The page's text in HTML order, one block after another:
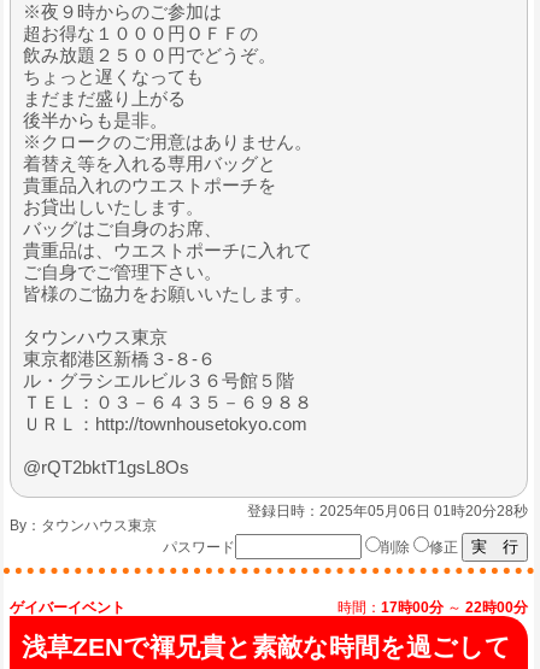
※夜９時からのご参加は
超お得な１０００円ＯＦＦの
飲み放題２５００円でどうぞ。
ちょっと遅くなっても
まだまだ盛り上がる
後半からも是非。
※クロークのご用意はありません。
着替え等を入れる専用バッグと
貴重品入れのウエストポーチを
お貸出しいたします。
バッグはご自身のお席、
貴重品は、ウエストポーチに入れて
ご自身でご管理下さい。
皆様のご協力をお願いいたします。
タウンハウス東京
東京都港区新橋３-８-６
ル・グラシエルビル３６号館５階
ＴＥＬ：０３－６４３５－６９８８
ＵＲＬ：http://townhousetokyo.com
@rQT2bktT1gsL8Os
登録日時：2025年05月06日 01時20分28秒
By： タウンハウス東京
パスワード
削除 修正
ゲイバーイベント 時間： 17時00分 ～ 22時00分
浅草ZENで褌兄貴と素敵な時間を過ごして